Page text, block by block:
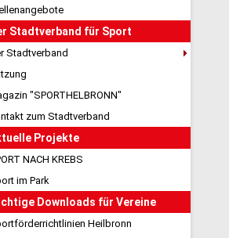
Stadtverband für Sport
Stadtverband
"SPORTHELBRONN"
zum Stadtverband
Projekte
NACH KREBS
im Park
Downloads für Vereine
Heilbronn